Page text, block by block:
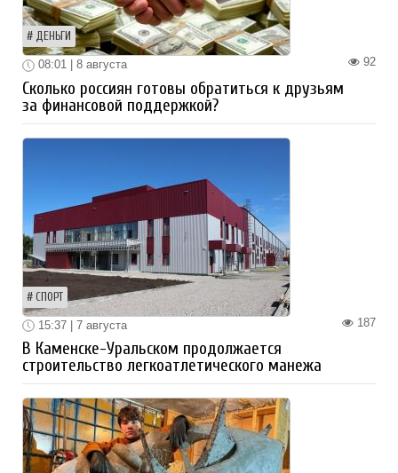
ДЕНЬГИ
92
08:01 | 8 августа
Сколько россиян готовы обратиться к друзьям
за финансовой поддержкой?
СПОРТ
187
15:37 | 7 августа
В Каменске-Уральском продолжается
строительство легкоатлетического манежа